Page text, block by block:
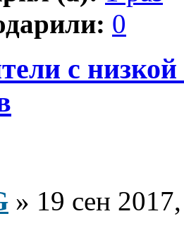
0
с
» 19 сен